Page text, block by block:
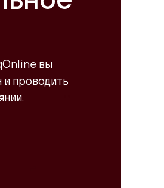
вы
и проводить